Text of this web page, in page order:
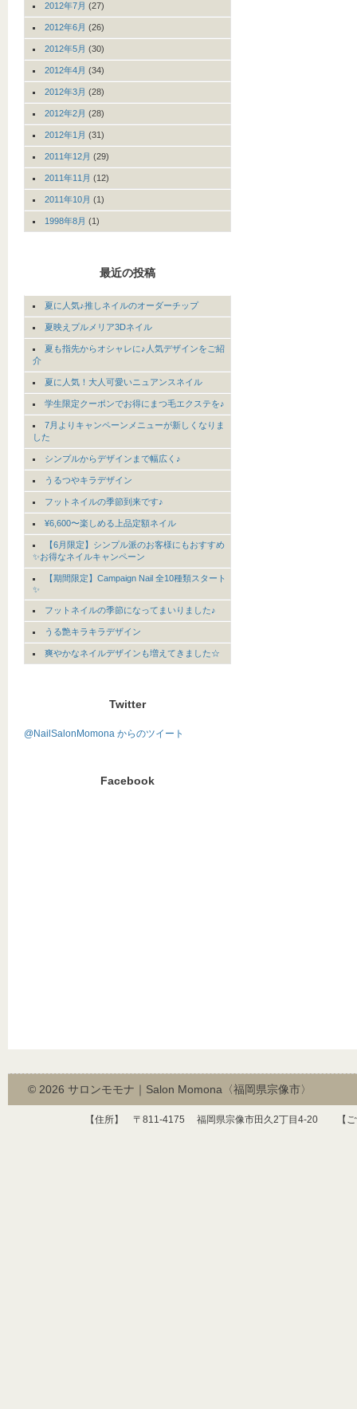
2012年7月 (27)
2012年6月 (26)
2012年5月 (30)
2012年4月 (34)
2012年3月 (28)
2012年2月 (28)
2012年1月 (31)
2011年12月 (29)
2011年11月 (12)
2011年10月 (1)
1998年8月 (1)
最近の投稿
夏に人気♪推しネイルのオーダーチップ
夏映えプルメリア3Dネイル
夏も指先からオシャレに♪人気デザインをご紹
介
夏に人気！大人可愛いニュアンスネイル
学生限定クーポンでお得にまつ毛エクステを♪
7月よりキャンペーンメニューが新しくなりま
した
シンプルからデザインまで幅広く♪
うるつやキラデザイン
フットネイルの季節到来です♪
¥6,600〜楽しめる上品定額ネイル
【6月限定】シンプル派のお客様にもおすすめ
✨お得なネイルキャンペーン
【期間限定】Campaign Nail 全10種類スタート
✨
フットネイルの季節になってまいりました♪
うる艶キラキラデザイン
爽やかなネイルデザインも増えてきました☆
Twitter
@NailSalonMomona からのツイート
Facebook
© 2026 サロンモモナ｜Salon Momona〈福岡県宗像市〉
【住所】 〒 811-4175 福岡県宗像市田久2丁目 4-20 【ご